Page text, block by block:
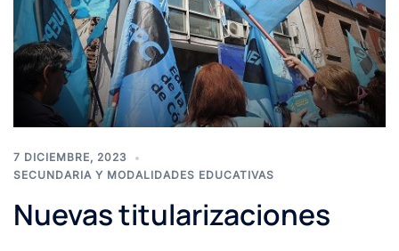
7 DICIEMBRE, 2023
SECUNDARIA Y MODALIDADES EDUCATIVAS
Nuevas titularizaciones